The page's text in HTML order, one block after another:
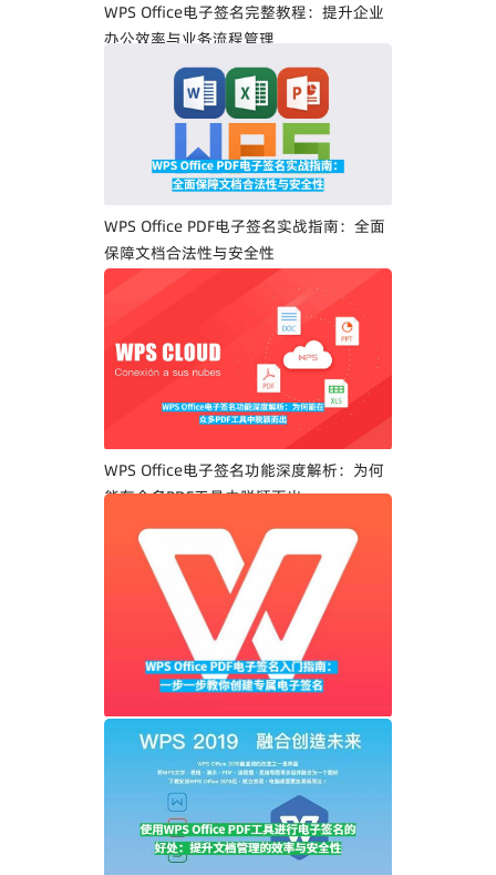
WPS Office电子签名完整教程：提升企业
办公效率与业务流程管理
WPS Office PDF电子签名实战指南：全面
保障文档合法性与安全性
WPS Office电子签名功能深度解析：为何
能在众多PDF工具中脱颖而出
WPS Office PDF电子签名入门指南：一步
一步教你创建专属电子签名